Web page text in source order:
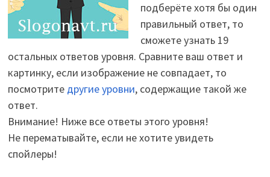
подберёте хотя бы один
правильный ответ, то
сможете узнать 19
остальных ответов уровня. Сравните ваш ответ и
картинку, если изображение не совпадает, то
посмотрите другие уровни, содержащие такой же
ответ.
Внимание! Ниже все ответы этого уровня!
Не перематывайте, если не хотите увидеть
спойлеры!